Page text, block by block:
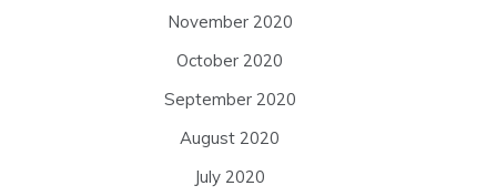
November 2020
October 2020
September 2020
August 2020
July 2020